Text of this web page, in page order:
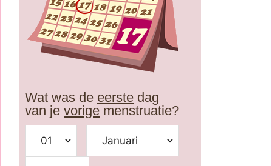
Wat was de eerste dag
van je vorige menstruatie?